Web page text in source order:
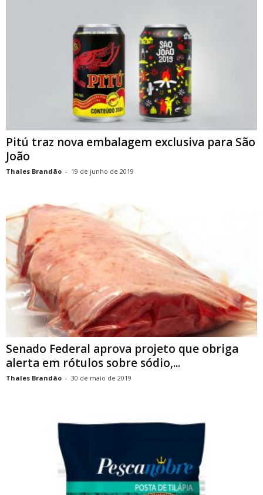
Pitú traz nova embalagem exclusiva para São
João
Thales Brandão - 19 de junho de 2019
Senado Federal aprova projeto que obriga
alerta em rótulos sobre sódio,...
Thales Brandão - 30 de maio de 2019